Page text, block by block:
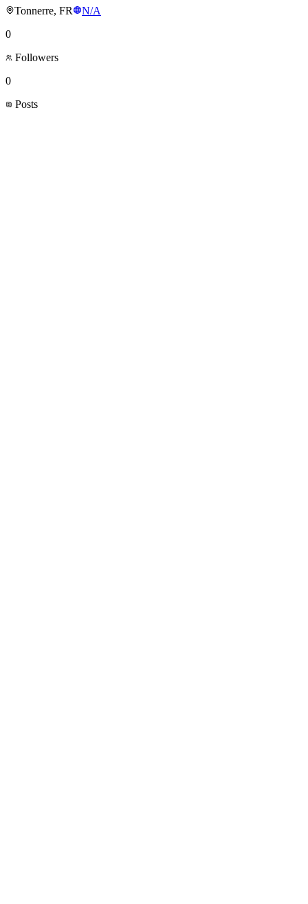
Tonnerre, FR
N/A
0
Followers
0
Posts